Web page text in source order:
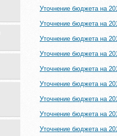
Уточнение бюджета на
Уточнение бюджета на
Уточнение бюджета на
Уточнение бюджета на
Уточнение бюджета на
Уточнение бюджета на
Уточнение бюджета на
Уточнение бюджета на
Уточнение бюджета на